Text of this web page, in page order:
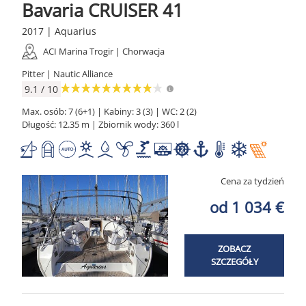
Bavaria CRUISER 41
2017 | Aquarius
ACI Marina Trogir | Chorwacja
Pitter | Nautic Alliance
9.1 / 10
Max. osób: 7 (6+1) | Kabiny: 3 (3) | WC: 2 (2)
Długość: 12.35 m | Zbiornik wody: 360 l
Cena za tydzień
od 1 034 €
ZOBACZ
SZCZEGÓŁY